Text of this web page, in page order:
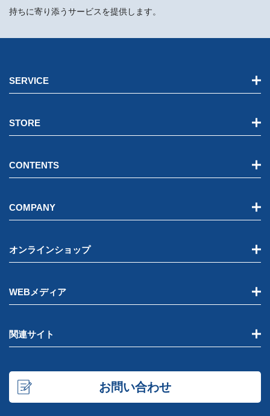
持ちに寄り添うサービスを提供します。
SERVICE
STORE
CONTENTS
COMPANY
オンラインショップ
WEBメディア
関連サイト
お問い合わせ